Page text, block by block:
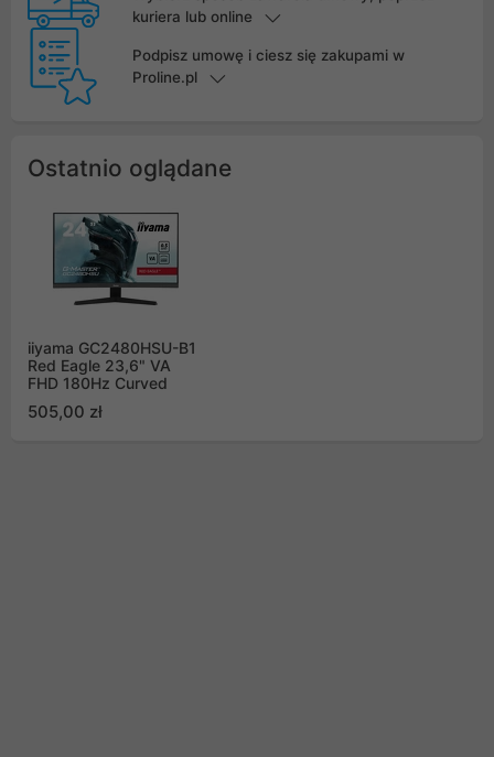
kuriera lub online
Podpisz umowę i ciesz się zakupami w
Proline.pl
Ostatnio oglądane
iiyama GC2480HSU-B1
Red Eagle 23,6" VA
FHD 180Hz Curved
505,00 zł